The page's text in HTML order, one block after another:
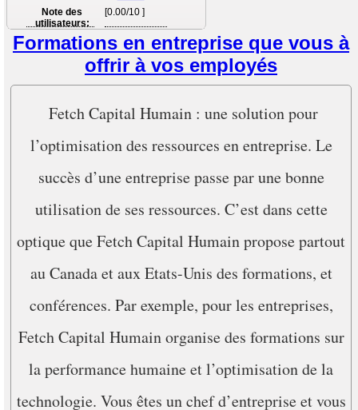
Note des
utilisateurs:
[0.00/10 ]
Formations en entreprise que vous à
offrir à vos employés
Fetch Capital Humain : une solution pour
l’optimisation des ressources en entreprise. Le
succès d’une entreprise passe par une bonne
utilisation de ses ressources. C’est dans cette
optique que Fetch Capital Humain propose partout
au Canada et aux Etats-Unis des formations, et
conférences. Par exemple, pour les entreprises,
Fetch Capital Humain organise des formations sur
la performance humaine et l’optimisation de la
technologie. Vous êtes un chef d’entreprise et vous